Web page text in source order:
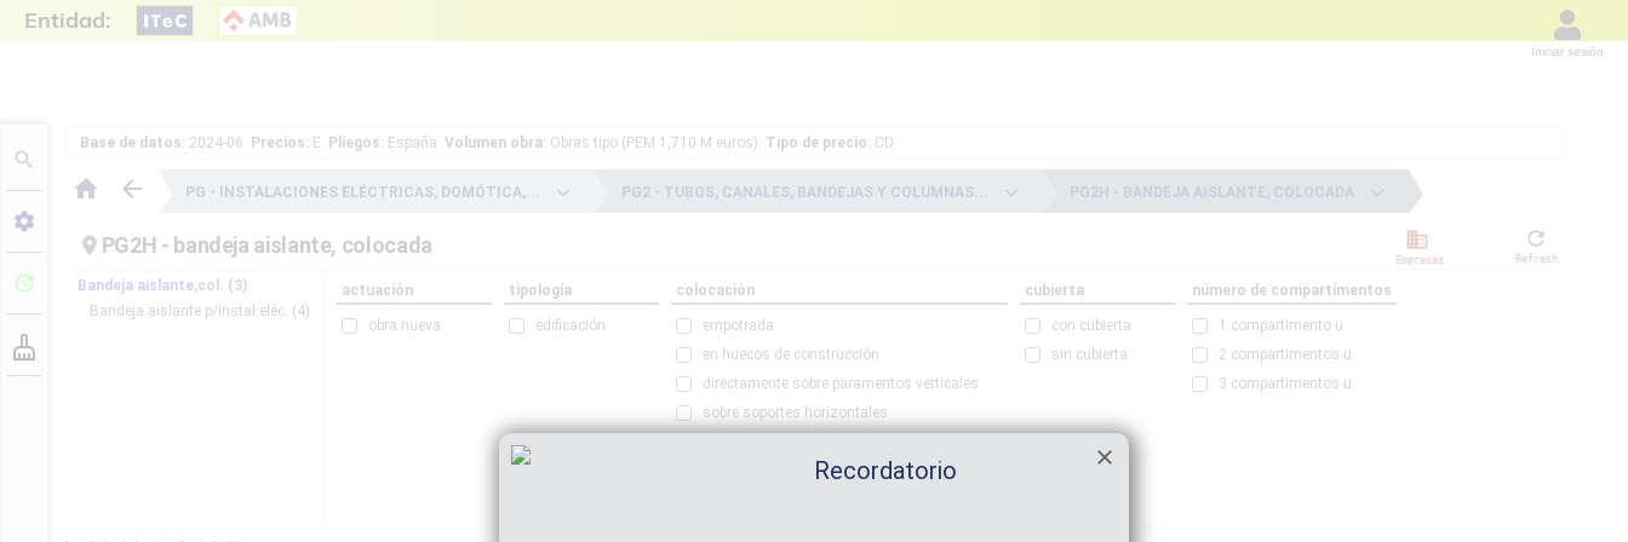
Entidad:
Base de datos: 2024-06. Precios: E. Pliegos: España. Volumen obra: Obras tipo (PEM 1,710 M euros). Tipo de precio: CD.
home arrow_back PG - INSTALACIONES ELÉCTRICAS, DOMÓTICA,... keyboard_arrow_down PG2 - TUBOS, CANALES, BANDEJAS Y COLUMNAS... keyboard_arrow_down PG2H - BANDEJA AISLANTE, COLOCADA
search
settings
update
place PG2H - bandeja aislante, colocada business
Empresas
refresh
Refresh
bandeja aislante,col. (3)
bandeja aislante p/instal.eléc. (4)
actuación
obra nueva
tipología
edificación
colocación
empotrada
en huecos de construcción
directamente sobre paramentos verticales
sobre soportes horizontales
cubierta
con cubierta
sin cubierta
número de compartimentos
1 compartimento u
2 compartimentos u
3 compartimentos u
clear
Recordatorio
Iniciar sesión